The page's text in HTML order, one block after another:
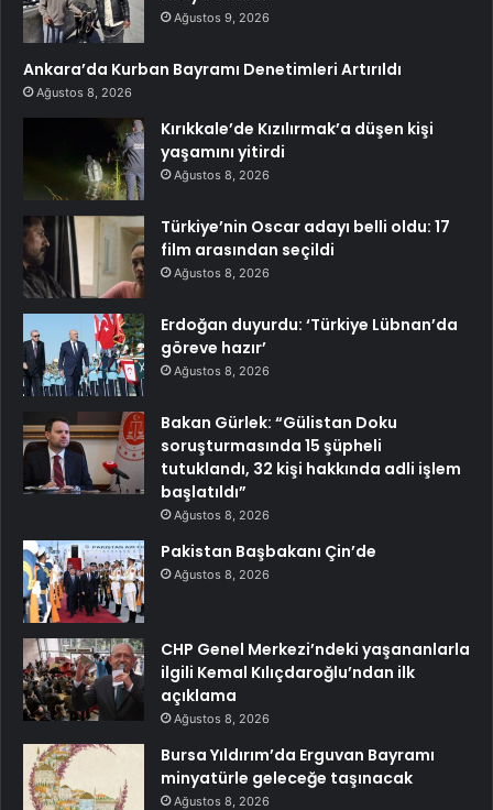
Ağustos 9, 2026
Ankara’da Kurban Bayramı Denetimleri Artırıldı
Ağustos 8, 2026
Kırıkkale’de Kızılırmak’a düşen kişi
yaşamını yitirdi
Ağustos 8, 2026
Türkiye’nin Oscar adayı belli oldu: 17
film arasından seçildi
Ağustos 8, 2026
Erdoğan duyurdu: ‘Türkiye Lübnan’da
göreve hazır’
Ağustos 8, 2026
Bakan Gürlek: “Gülistan Doku
soruşturmasında 15 şüpheli
tutuklandı, 32 kişi hakkında adli işlem
başlatıldı”
Ağustos 8, 2026
Pakistan Başbakanı Çin’de
Ağustos 8, 2026
CHP Genel Merkezi’ndeki yaşananlarla
ilgili Kemal Kılıçdaroğlu’ndan ilk
açıklama
Ağustos 8, 2026
Bursa Yıldırım’da Erguvan Bayramı
minyatürle geleceğe taşınacak
Ağustos 8, 2026